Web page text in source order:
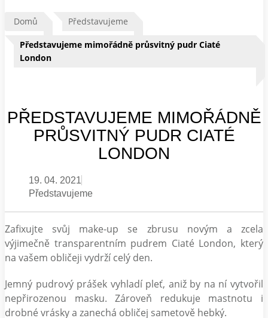
Domů Představujeme
Představujeme mimořádně průsvitný pudr Ciaté
London
PŘEDSTAVUJEME MIMOŘÁDNĚ
PRŮSVITNÝ PUDR CIATÉ
LONDON
19. 04. 2021
Představujeme
Zafixujte svůj make-up se zbrusu novým a zcela
výjimečně transparentním pudrem Ciaté London, který
na vašem obličeji vydrží celý den.
Jemný pudrový prášek vyhladí pleť, aniž by na ní vytvořil
nepřirozenou masku. Zároveň redukuje mastnotu i
drobné vrásky a zanechá obličej sametově hebký.